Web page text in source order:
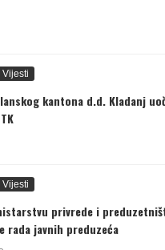
Vijesti
kantona d.d. Kladanj
Vijesti
privrede i
rada javnih preduzeća